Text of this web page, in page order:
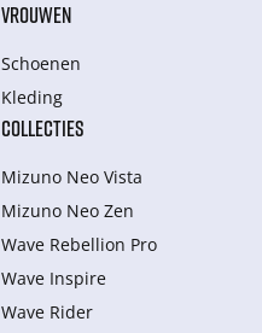
VROUWEN
Schoenen
Kleding
COLLECTIES
Mizuno Neo Vista
Mizuno Neo Zen
Wave Rebellion Pro
Wave Inspire
Wave Rider